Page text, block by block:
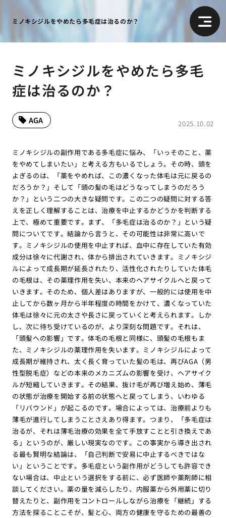
ミノキシジルをやめたら多毛症は治るのか？
ミノキシジルをやめたら多毛
症は治るのか？
2025.10.02
AGA
ミノキシジルの副作用である多毛症に悩み、「いっそのこと、薬
をやめてしまいたい」と考える方もいるでしょう。その時、頭を
よぎるのは、「薬をやめれば、この濃くなった体毛は元に戻るの
だろうか？」そして「頭の髪の毛はどうなってしまうのだろう
か？」という二つの大きな疑問です。この二つの疑問に対する答
えを正しく理解することは、治療を中止するかどうかを判断する
上で、極めて重要です。まず、「多毛症は治るのか？」という疑
問についてです。結論から言うと、その可能性は非常に高いで
す。ミノキシジルの使用を中止すれば、血中に存在していた有効
成分は徐々に代謝され、体から排出されていきます。ミノキシジ
ルによって成長期が延長されたり、活性化されたりしていた体毛
の毛根は、その薬理作用を失い、本来のヘアサイクルへと戻って
いきます。そのため、個人差はありますが、一般的には使用を中
止してから数ヶ月から半年程度の時間をかけて、濃くなっていた
体毛は徐々に元の太さや長さに戻っていくと考えられます。しか
し、次に待ち受けているのが、より深刻な問題です。それは、
「頭髪への影響」です。体毛の毛根と同様に、頭髪の毛根もま
た、ミノキシジルの薬理作用を失います。ミノキシジルによって
成長期が維持され、太く長く育っていた髪の毛は、再びAGA（男
性型脱毛症）などの本来のメカニズムの影響を受け、ヘアサイク
ルが短縮していきます。その結果、抜け毛が再び増え始め、薄毛
の状態が治療を開始する前の状態へと戻ってしまう、いわゆる
「リバウンド」が起こるのです。場合によっては、治療前よりも
薄毛が進行してしまうことさえあり得ます。つまり、「多毛症は
治るが、それは薄毛治療の効果を全て手放すことと引き換えであ
る」というのが、厳しい現実なのです。この事実から導き出され
る最も賢明な結論は、「自己判断で安易に中止するべきではな
い」ということです。多毛症という副作用がどうしても許容でき
ない場合は、中止という選択をする前に、必ず医師や薬剤師に相
談してください。薬の量を減らしたり、内服薬から外用薬に切り
替えたりと、副作用をコントロールしながら治療を「継続」する
方法を探ることこそが、髪と心、両方の健康を守るための最善の